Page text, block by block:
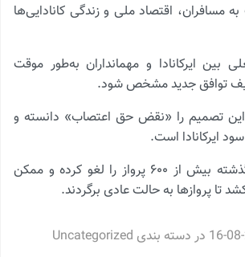
مسافران، اقتصاد ملی و زندگی کانادایی‌ها
بین ایرکانادا و مهمانداران به‌طور موقت
توافق جدید مشخص شود.
این تصمیم را «نقض حق اعتصاب» دانسته و
ایرکانادا است.
ایرکانادا در دو روز گذشته بیش از ۶۰۰ پرواز را لغو کرده و ممکن
تا پروازها به حالت عادی برگردند.
در دسته بندی Uncategorized